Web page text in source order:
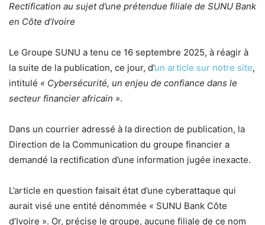
Rectification au sujet d’une prétendue filiale de SUNU Bank
en Côte d’Ivoire
Le Groupe SUNU a tenu ce 16 septembre 2025, à réagir à
la suite de la publication, ce jour, d’un article sur notre site,
intitulé « Cybersécurité, un enjeu de confiance dans le
secteur financier africain ».
Dans un courrier adressé à la direction de publication, la
Direction de la Communication du groupe financier a
demandé la rectification d’une information jugée inexacte.
L’article en question faisait état d’une cyberattaque qui
aurait visé une entité dénommée « SUNU Bank Côte
d’Ivoire ». Or, précise le groupe, aucune filiale de ce nom